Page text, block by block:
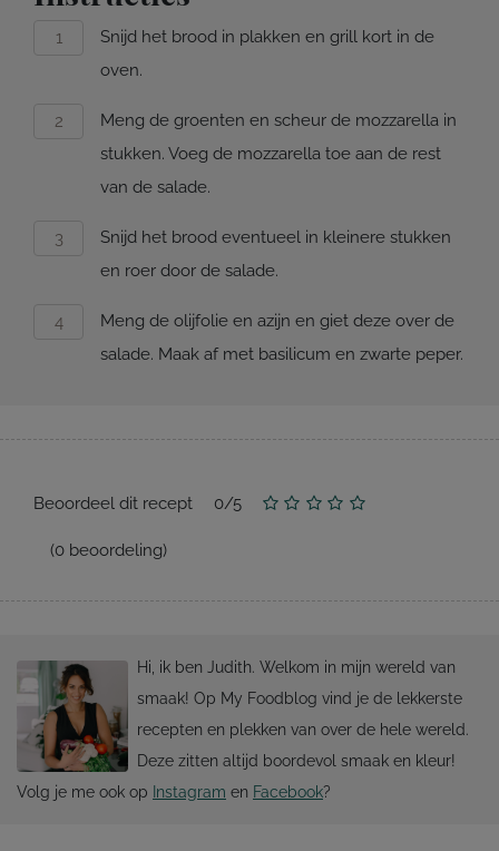
Snijd het brood in plakken en grill kort in de
oven.
Meng de groenten en scheur de mozzarella in
stukken. Voeg de mozzarella toe aan de rest
van de salade.
Snijd het brood eventueel in kleinere stukken
en roer door de salade.
Meng de olijfolie en azijn en giet deze over de
salade. Maak af met basilicum en zwarte peper.
Beoordeel dit recept 0/5
(0 beoordeling)
Hi, ik ben Judith. Welkom in mijn wereld van
smaak! Op My Foodblog vind je de lekkerste
recepten en plekken van over de hele wereld.
Deze zitten altijd boordevol smaak en kleur!
Volg je me ook op Instagram en Facebook?